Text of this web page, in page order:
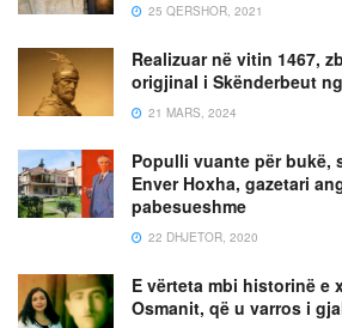
25 QERSHOR, 2021
Realizuar në vitin 1467,
origjinal i Skënderbeut
21 MARS, 2024
Populli vuante për bukë,
Enver Hoxha, gazetari
pabesueshme
22 DHJETOR, 2020
E vërteta mbi historinë e
Osmanit, që u varros i